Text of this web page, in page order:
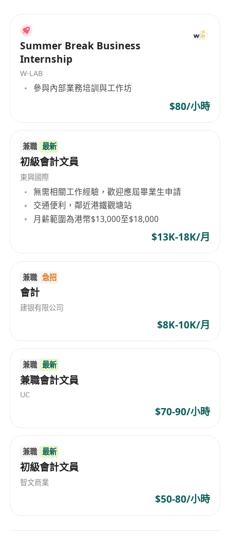
支援
按需要執行上級安排相關工作
我們期待你擁有
擁有本科或以上學位程度 (應屆畢業生將被考慮)
具備 LCCI 會計證書
能獨立工作且擅於與團隊合作, 細心、勤奮、 願
溝通技巧
精通Microsoft Office軟件(Word, Excel, PPT)
你將享有
具競爭力的薪酬待遇,包括雙糧及激勵奬金
五天工作, 公眾假期
加班津貼
Summer Break Business
Internship
W-LAB
參與內部業務培訓與工作坊
$80/小時
兼職 最新
初級會計文員
東興國際
無需相關工作經驗，歡迎應屆畢業生申請
交通便利，鄰近港鐵觀塘站
月薪範圍為港幣$13,000至$18,000
$13K-18K/月
兼職 急招
會計
建银有限公司
$8K-10K/月
兼職 最新
兼職會計文員
UC
$70-90/小時
兼職 最新
初級會計文員
智文商業
$50-80/小時